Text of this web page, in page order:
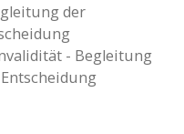
der
- Begleitung